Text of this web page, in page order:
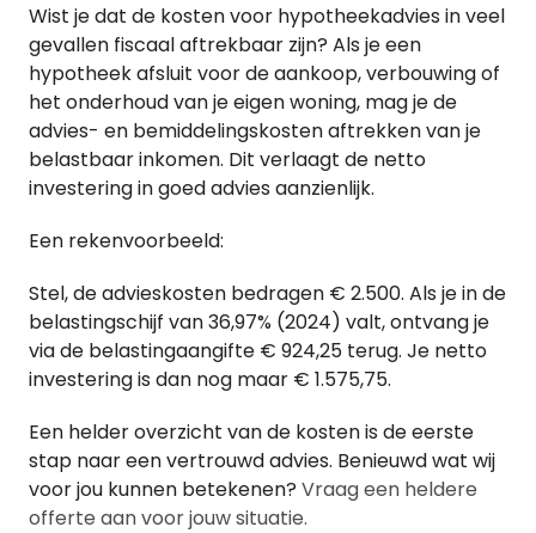
Wist je dat de kosten voor hypotheekadvies in veel
gevallen fiscaal aftrekbaar zijn? Als je een
hypotheek afsluit voor de aankoop, verbouwing of
het onderhoud van je eigen woning, mag je de
advies- en bemiddelingskosten aftrekken van je
belastbaar inkomen. Dit verlaagt de netto
investering in goed advies aanzienlijk.
Een rekenvoorbeeld:
Stel, de advieskosten bedragen € 2.500. Als je in de
belastingschijf van 36,97% (2024) valt, ontvang je
via de belastingaangifte € 924,25 terug. Je netto
investering is dan nog maar € 1.575,75.
Een helder overzicht van de kosten is de eerste
stap naar een vertrouwd advies. Benieuwd wat wij
voor jou kunnen betekenen? Vraag een heldere
offerte aan voor jouw situatie.